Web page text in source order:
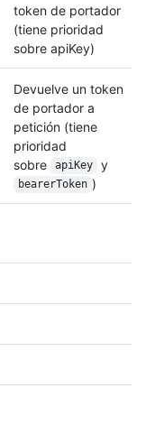
token de portador
(tiene prioridad
sobre apiKey)
Devuelve un token
de portador a
petición (tiene
prioridad
sobre
apiKey y
bearerToken )